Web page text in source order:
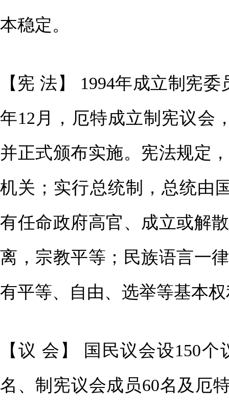
本稳定。
【宪 法】 1994年成立制宪
年12月，厄特成立制宪议会
并正式颁布实施。宪法规定
机关；实行总统制，总统由
有任命政府高官、成立或解
离，宗教平等；民族语言一
有平等、自由、选举等基本
【议 会】 国民议会设150
名、制宪议会成员60名及厄